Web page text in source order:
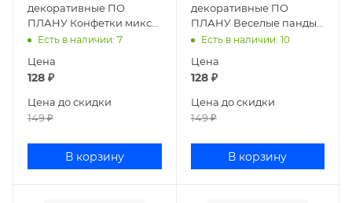
декоративные ПО
ПЛАНУ Конфетки микс
169P-011
Есть в наличии: 7
Цена
128 ₽
Цена до скидки
149₽
В корзину
декоративные ПО
ПЛАНУ Веселые панды
микс 169P-010
Есть в наличии: 10
Цена
128₽
Цена до скидки
149₽
В корзину